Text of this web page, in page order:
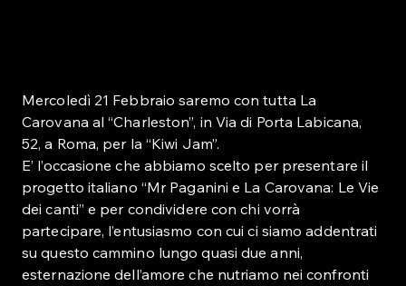
Mercoledì 21 Febbraio saremo con tutta La
Carovana al “Charleston”, in Via di Porta Labicana,
52, a Roma, per la “Kiwi Jam”.
E’ l’occasione che abbiamo scelto per presentare il
progetto italiano “Mr Paganini e La Carovana: Le Vie
dei canti” e per condividere con chi vorrà
partecipare, l’entusiasmo con cui ci siamo addentrati
su questo cammino lungo quasi due anni,
esternazione dell’amore che nutriamo nei confronti